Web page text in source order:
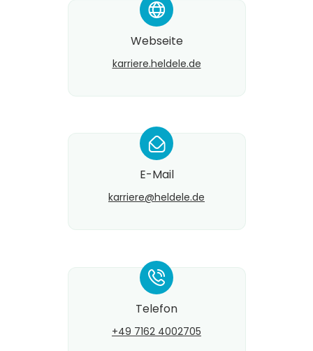
*
Webseite
karriere.heldele.de
*
E-Mail
karriere@​heldele.de
*
Telefon
+49 7162 4002705